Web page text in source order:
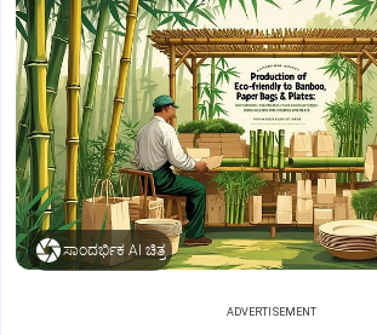
ಸಾಂದರ್ಭಿಕ AI ಚಿತ್ರ
ADVERTISEMENT